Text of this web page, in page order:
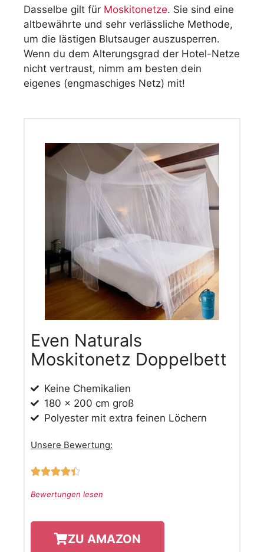
Dasselbe gilt für Moskitonetze. Sie sind eine
altbewährte und sehr verlässliche Methode,
um die lästigen Blutsauger auszusperren.
Wenn du dem Alterungsgrad der Hotel-Netze
nicht vertraust, nimm am besten dein
eigenes (engmaschiges Netz) mit!
Even Naturals
Moskitonetz Doppelbett
Keine Chemikalien
180 x 200 cm groß
Polyester mit extra feinen Löchern
Unsere Bewertung:

Bewertungen lesen
ZU AMAZON